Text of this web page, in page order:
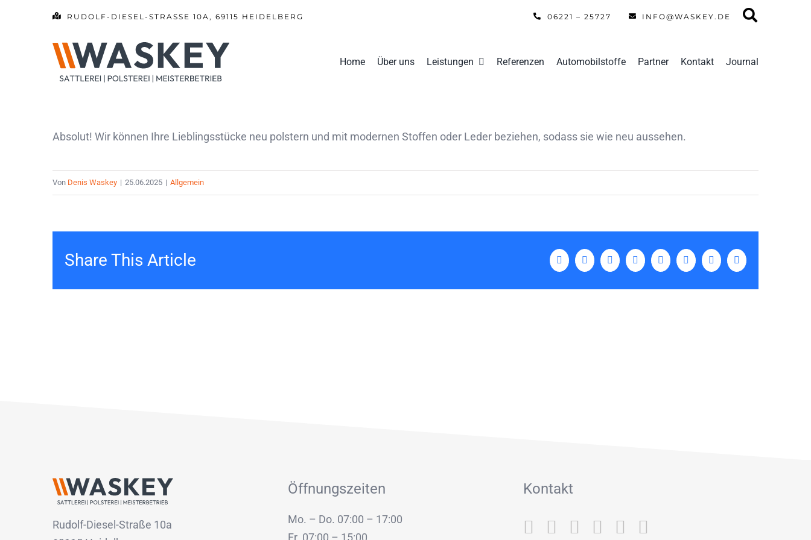
RUDOLF-DIESEL-STRASSE 10A, 69115 HEIDELBERG 06221 – 25727 INFO@WASKEY.DE
Home Über uns Leistungen Referenzen Automobilstoffe Partner Kontakt Journal
Absolut! Wir können Ihre Lieblingsstücke neu polstern und mit modernen Stoffen oder Leder beziehen, sodass sie wie neu aussehen.
Von Denis Waskey | 25.06.2025 | Allgemein
Share This Article Facebook
X LinkedInWhatsAppTumblrPinterestVk
E-
Mail
Rudolf-Diesel-Straße 10a
Öffnungszeiten
Mo. – Do. 07:00 – 17:00
Fr. 07:00 – 15:00
Kontakt